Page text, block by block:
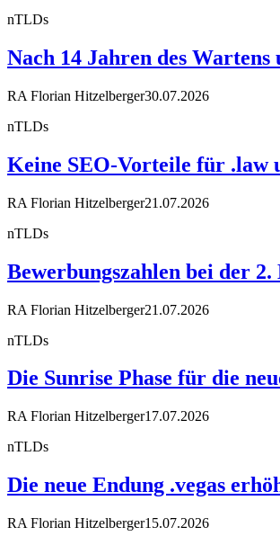
nTLDs
Nach 14 Jahren des
RA Florian Hitzelberger30.07.2026
nTLDs
Keine SEO-Vorteile für .law
RA Florian Hitzelberger21.07.2026
nTLDs
Bewerbungszahlen bei der
RA Florian Hitzelberger21.07.2026
nTLDs
Die Sunrise Phase für die
RA Florian Hitzelberger17.07.2026
nTLDs
Die neue Endung .vegas
RA Florian Hitzelberger15.07.2026